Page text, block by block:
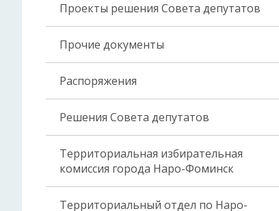
Проекты решения Совета депутатов
Прочие документы
Распоряжения
Решения Совета депутатов
Территориальная избирательная
комиссия города Наро-Фоминск
Территориальный отдел по Наро-